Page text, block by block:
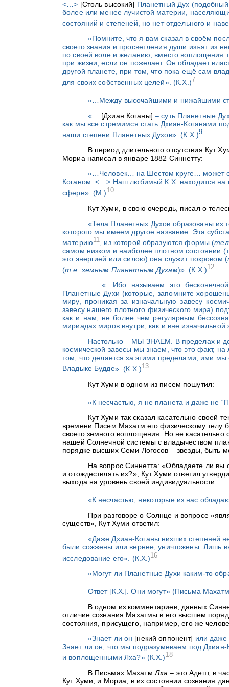
<…> [Столь высокий] Планетный Дух
более или менее лучистой материи,
состояний и степеней, но нет отдельного и
«Помните, что я вам сказал в своём
своего знания и просветления души изъят из
по своей воле и желанию, вместо воплощения
при жизни, если он пожелает. Он обладает
другой планете, при том, что пока ещё сам
для своих собственных целей». (К.Х.)7
«…Между высочайшими и нижайшими
«… [Дхиан Коганы] – суть Планетные
как мы все стремимся стать Дхиан-Коганами
наши степени Планетных Духов». (К.Х.)9
В период длительного отсутствия Кут
Мориа написал в январе 1882 Синнетту:
«…Человек… на Шестом круге… может
Коганом. <…> Наш любимый К.X. находится на
сфере». (М.) 10
Кут Хуми, в свою очередь, писал о
«Тела Планетных Духов образованы из
которого мы имеем другое название. Эта
материю11 , из которой образуются формы (
самом низком и наиболее плотном состоянии
это энергией или силою) она служит покровом (
(т.е. земным Планетным Духам)». (К.Х.)12
«…Ибо называем это
Планетные Духи (которые, запомните
миру, проникая за изначальную завесу
завесу нашего плотного физического мира)
как и нам, не более чем регулярным
мириадах миров внутри, как и вне
Настолько – МЫ ЗНАЕМ. В пределах и
космической завесы мы знаем, что это факт,
том, что делается за этими пределами, ими
Владыке Будде». (К.Х.)13
Кут Хуми в одном из писем пошутил:
«К несчастью, я не планета и даже не
Кут Хуми так сказал касательно своей
времени Писем Махатм его физическому телу
своего земного воплощения. Но не касательно
нашей Солнечной системы с владычеством
порядке высших Семи Логосов – звезды, быть
На вопрос Синнетта: «Обладаете ли
и отождествлять их?», Кут Хуми ответил
выхода на уровень своей индивидуальности:
«К несчастью, некоторые из нас
При разговоре о Солнце и вопросе
существ», Кут Хуми ответил:
«Даже Дхиан-Коганы низших степеней
были сожжены или вернее, уничтожены. Лишь
исследование его». (К.Х.)16
«Могут ли Планетные Духи каким-то
Ответ [К.Х.]. Они могут» (Письма
В одном из комментариев, данных
отличие сознания Махатмы в его высшем
состояния, присущего, например, его же
«Знает ли он [некий оппонент] или даже
Знает ли он, что мы подразумеваем под
и воплощенными Лха?» (К.Х.) 18
В Письмах МахатмЛха – это Адепт, в
Кут Хуми, и Мориа, в их состоянии сознания